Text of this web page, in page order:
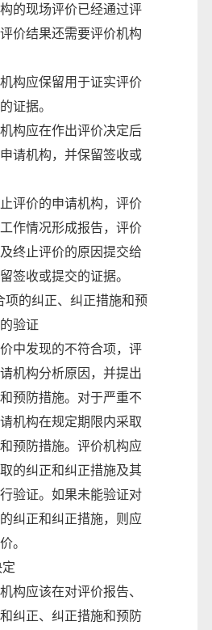
的现场评价已经通过评
价结果还需要评价机构
构应保留用于证实评价
证据。
构应在作出评价决定后
请机构，并保留签收或
评价的申请机构，评价
作情况形成报告，评价
终止评价的原因提交给
签收或提交的证据。
项的纠正、纠正措施和预
验证
中发现的不符合项，评
机构分析原因，并提出
预防措施。对于严重不
机构在规定期限内采取
预防措施。评价机构应
的纠正和纠正措施及其
验证。如果未能验证对
纠正和纠正措施，则应
。
构应该在对评价报告、
纠正、纠正措施和预防